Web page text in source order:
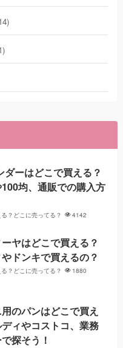
ダーはどこで買える？
100均、通販での購入方
？どこに売ってる？ 4142
ーヤはどこで買える？
ドンキで買えるの？
？どこに売ってる？ 1880
のパンはどこで買え
ィやコストコ、業務
探そう！